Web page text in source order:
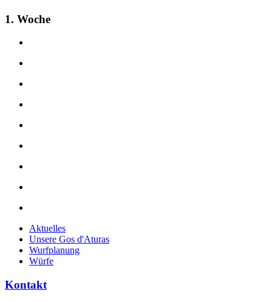
1. Woche
Aktuelles
Unsere Gos d'Aturas
Wurfplanung
Würfe
Kontakt